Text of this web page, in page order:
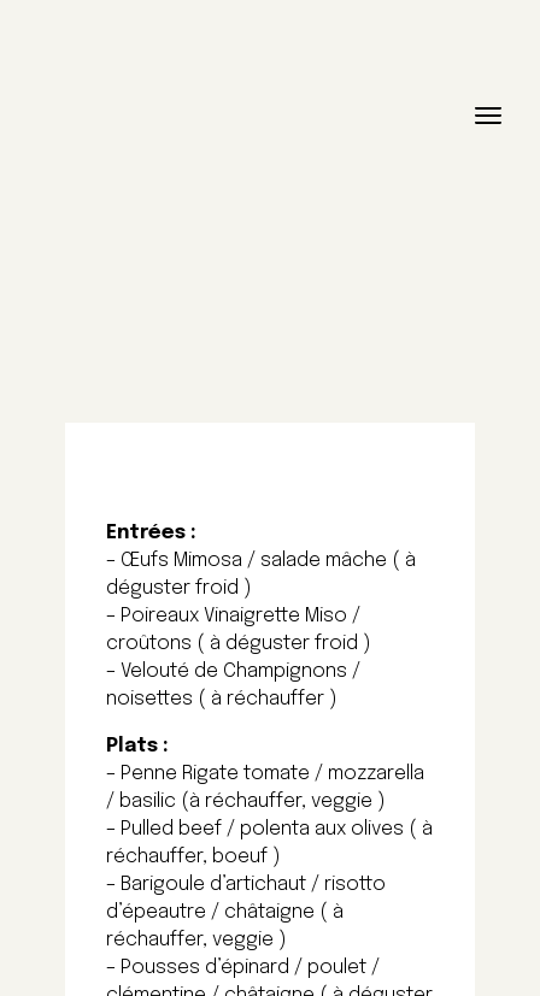
Entrées :
– Œufs Mimosa / salade mâche ( à
déguster froid )
– Poireaux Vinaigrette Miso /
croûtons ( à déguster froid )
– Velouté de Champignons /
noisettes ( à réchauffer )
Plats :
– Penne Rigate tomate / mozzarella
/ basilic (à réchauffer, veggie )
– Pulled beef / polenta aux olives ( à
réchauffer, boeuf )
– Barigoule d’artichaut / risotto
d’épeautre / châtaigne ( à
réchauffer, veggie )
– Pousses d’épinard / poulet /